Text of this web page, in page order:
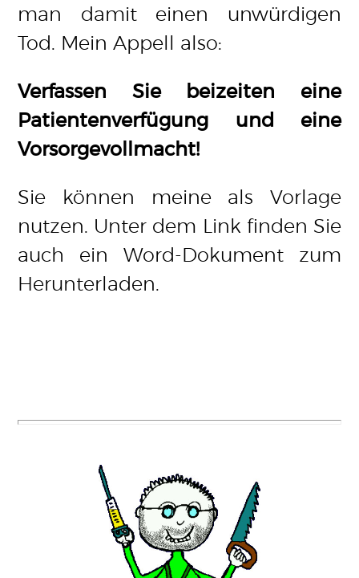
man damit einen unwürdigen
Tod. Mein Appell also:
Verfassen Sie beizeiten eine
Patientenverfügung und eine
Vorsorgevollmacht!
Sie können meine als Vorlage
nutzen. Unter dem Link finden Sie
auch ein Word-Dokument zum
Herunterladen.